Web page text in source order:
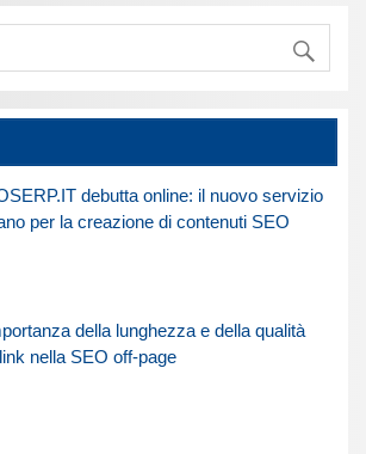
debutta online: il nuovo servizio
per la creazione di contenuti SEO
della lunghezza e della qualità
nella SEO off-page